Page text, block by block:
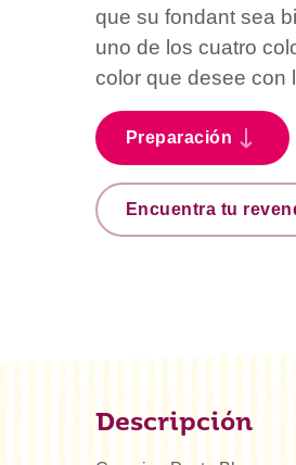
que su fondant sea
uno de los cuatro
color que desee con
Preparación
Encuentra tu
Descripción